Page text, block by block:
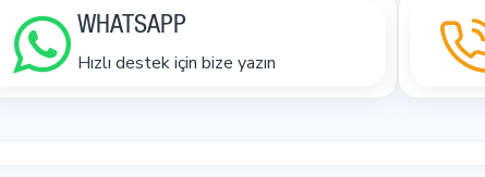
WHATSAPP
Hızlı destek için bize yazın